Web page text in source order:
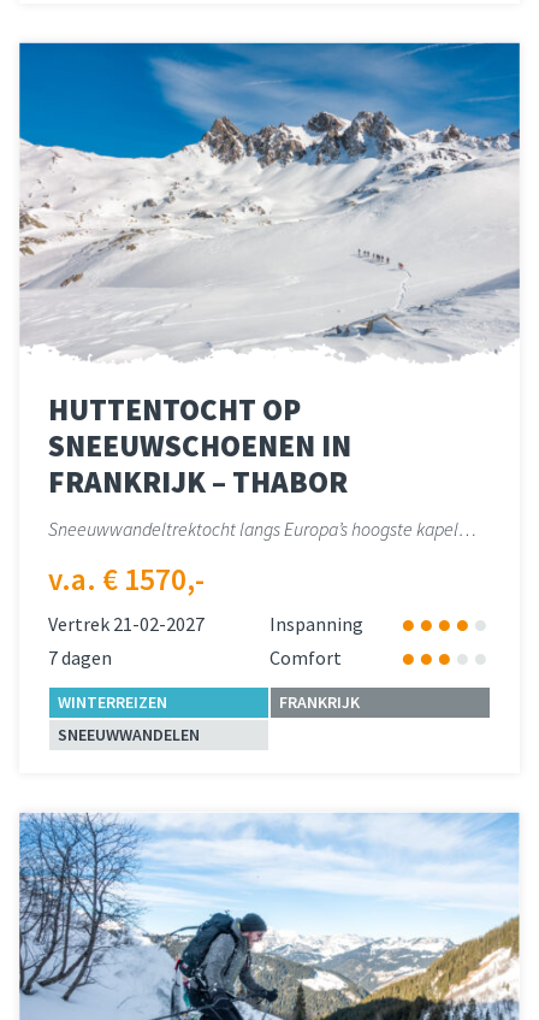
HUTTENTOCHT OP
SNEEUWSCHOENEN IN
FRANKRIJK – THABOR
Sneeuwwandeltrektocht langs Europa’s hoogste kapel…
v.a. € 1570,-
Vertrek 21-02-2027
Inspanning
7 dagen
Comfort
WINTERREIZEN
FRANKRIJK
SNEEUWWANDELEN